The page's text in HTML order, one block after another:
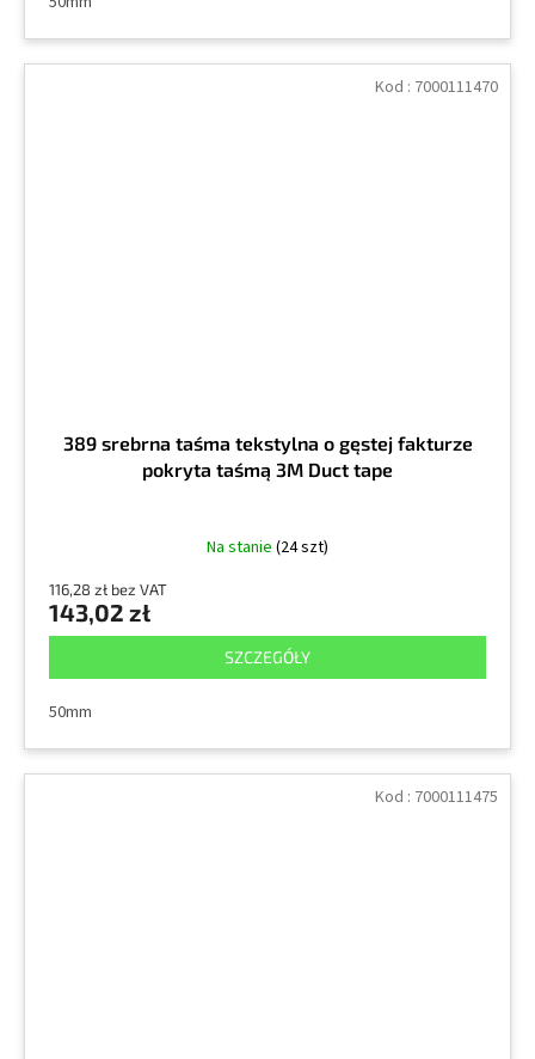
389 srebrna taśma tekstylna o gęstej fakturze
pokryta taśmą 3M Duct tape
Na stanie (24 szt)
116,28 zł bez VAT
143,02 zł
SZCZEGÓŁY
50mm
Kod : 7000111470
Kod : 7000111475